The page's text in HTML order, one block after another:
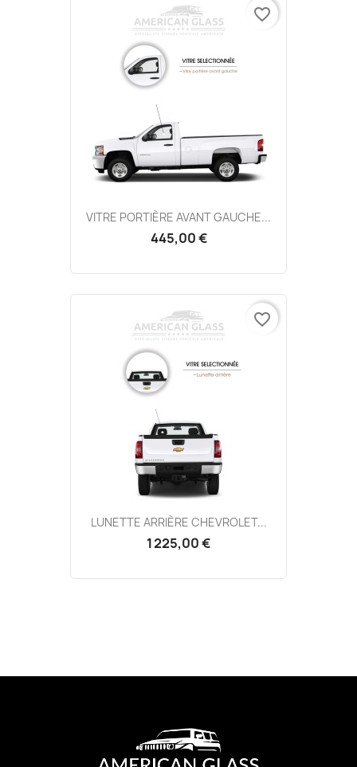
VITRE PORTIÈRE AVANT GAUCHE...
445,00 €
favorite_border
LUNETTE ARRIÈRE CHEVROLET...
1 225,00 €
favorite_border